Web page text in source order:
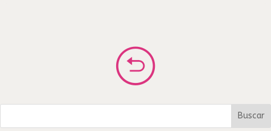
Buscar